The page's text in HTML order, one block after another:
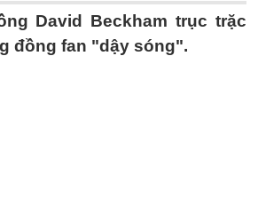
David Beckham trục trặc
đồng fan "dậy sóng".